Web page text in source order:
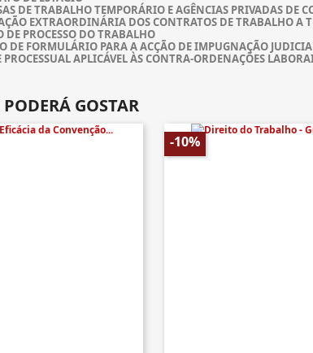
DE TRABALHO TEMPORÁRIO E AGÊNCIAS PRIVADAS DE
EXTRAORDINÁRIA DOS CONTRATOS DE TRABALHO A
DE PROCESSO DO TRABALHO
DE FORMULÁRIO PARA A ACÇÃO DE IMPUGNAÇÃO
PROCESSUAL APLICÁVEL ÀS CONTRA-ORDENAÇÕES
GOSTAR
-10%